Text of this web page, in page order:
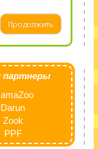
Продолжить
партнеры
Darun
Zook
PPF